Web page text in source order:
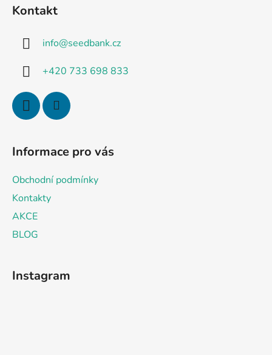
Kontakt
info@seedbank.cz
+420 733 698 833
Informace pro vás
Obchodní podmínky
Kontakty
AKCE
BLOG
Instagram